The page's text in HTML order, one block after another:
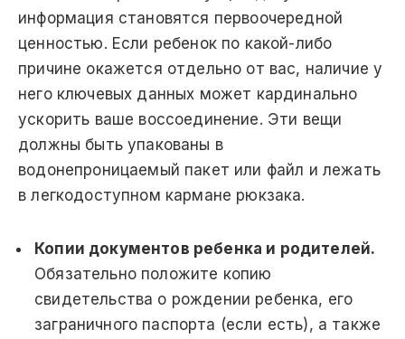
информация становятся первоочередной
ценностью. Если ребенок по какой-либо
причине окажется отдельно от вас, наличие у
него ключевых данных может кардинально
ускорить ваше воссоединение. Эти вещи
должны быть упакованы в
водонепроницаемый пакет или файл и лежать
в легкодоступном кармане рюкзака.
Копии документов ребенка и родителей.
Обязательно положите копию
свидетельства о рождении ребенка, его
заграничного паспорта (если есть), а также